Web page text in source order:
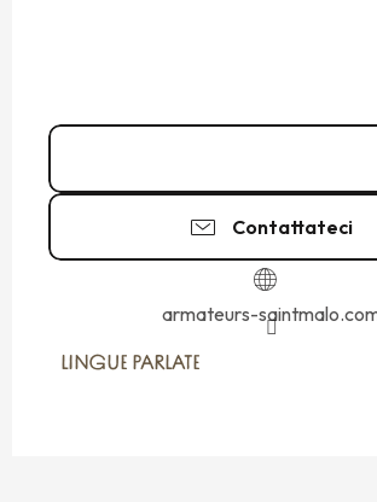
Contattateci
armateurs-
LINGUE PARLATE
LINGUE PARLATE